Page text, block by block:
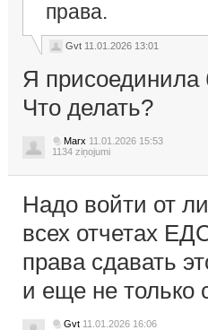
права.
Gvt 11.01.2026 13:01
Я присоединила
Что делать?
Marx 11.01.2026 15:53
1134 ziņojumi
Надо войти от
всех отчетах
права сдавать
и еще не только
Gvt 11.01.2026 16:06